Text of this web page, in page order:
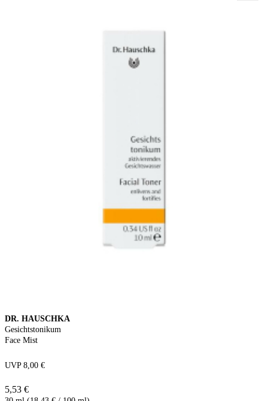
DR. HAUSCHKA
Gesichtstonikum
Face Mist
UVP 8,00 €
5,53 €